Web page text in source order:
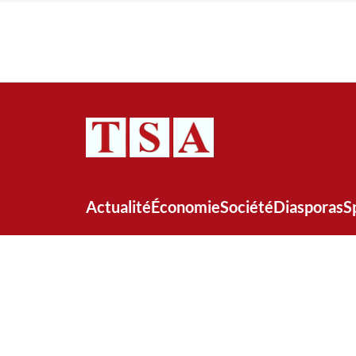
ActualitéÉconomieSociétéDiasporas